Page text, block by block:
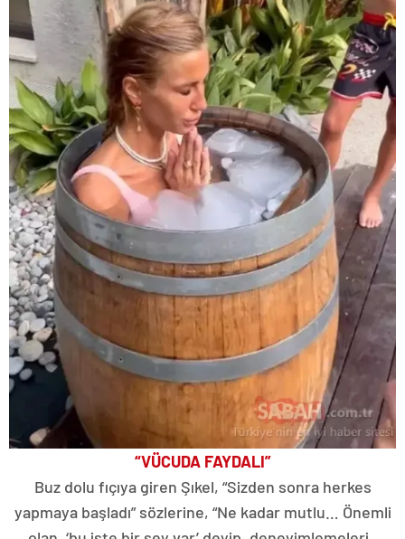
“VÜCUDA FAYDALI”
Buz dolu fıçıya giren Şıkel, “Sizden sonra herkes
yapmaya başladı” sözlerine, “Ne kadar mutlu… Önemli